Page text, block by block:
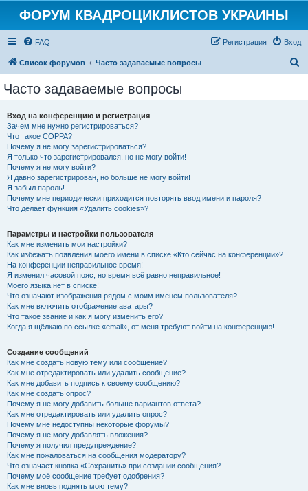
ФОРУМ КВАДРОЦИКЛИСТОВ УКРАИНЫ
FAQ Вход
Регистрация
Список форумов Часто задаваемые вопросы
Часто задаваемые вопросы
Вход на конференцию и регистрация
Зачем мне нужно регистрироваться?
Что такое COPPA?
Почему я не могу зарегистрироваться?
Я только что зарегистрировался, но не могу войти!
Почему я не могу войти?
Я давно зарегистрирован, но больше не могу войти!
Я забыл пароль!
Почему мне периодически приходится повторять ввод имени и пароля?
Что делает функция «Удалить cookies»?
Параметры и настройки пользователя
Как мне изменить мои настройки?
Как избежать появления моего имени в списке «Кто сейчас на конференции»?
На конференции неправильное время!
Я изменил часовой пояс, но время всё равно неправильное!
Моего языка нет в списке!
Что означают изображения рядом с моим именем пользователя?
Как мне включить отображение аватары?
Что такое звание и как я могу изменить его?
Когда я щёлкаю по ссылке «email», от меня требуют войти на конференцию!
Создание сообщений
Как мне создать новую тему или сообщение?
Как мне отредактировать или удалить сообщение?
Как мне добавить подпись к своему сообщению?
Как мне создать опрос?
Почему я не могу добавить больше вариантов ответа?
Как мне отредактировать или удалить опрос?
Почему мне недоступны некоторые форумы?
Почему я не могу добавлять вложения?
Почему я получил предупреждение?
Как мне пожаловаться на сообщения модератору?
Что означает кнопка «Сохранить» при создании сообщения?
Почему моё сообщение требует одобрения?
Как мне вновь поднять мою тему?